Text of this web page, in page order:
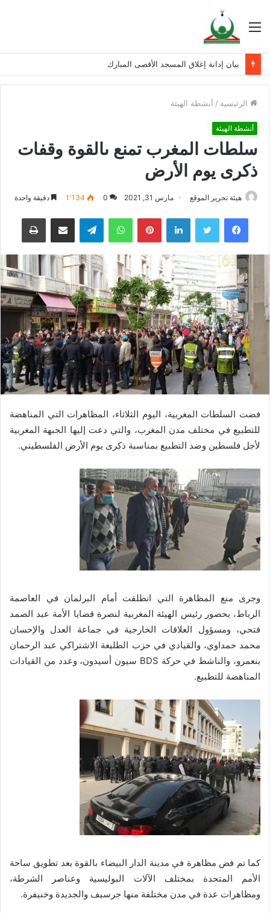
القائمة
بيان إدانة إغلاق المسجد الأقصى المبارك
الرئيسية / أنشطة الهيئة
أنشطة الهيئة
سلطات المغرب تمنع ىالقوة وقفات
ذكرى يوم الأرض
هيئة تحرير الموقع مارس 31, 2021 0 1٬134 دقيقة واحدة
فيسبوك تويتر لينكدإن بينتيريستواتساب تيلقرام مشاركة عبر البريد طباعة
فضت السلطات المغربية، اليوم الثلاثاء، المظاهرات التي المناهضة
للتطبيع في مختلف مدن المغرب، والتي دعت إليها الجبهة المغربية
لأجل فلسطين وضد التطبيع بمناسبة ذكرى يوم الأرض الفلسطيني.
وجرى منع المظاهرة التي انطلقت أمام البرلمان في العاصمة
الرباط، بحضور رئيس الهيئة المغربية لنصرة قضايا الأمة عبد الصمد
فتحي، ومسؤول العلاقات الخارجية في جماعة العدل والإحسان
محمد حمداوي، والقيادي في حزب الطليعة الاشتراكي عبد الرحمان
بنعمرو، والناشط في حركة BDS سيون أسيدون، وعدد من القيادات
المناهضة للتطبيع.
كما تم فض مظاهرة في مدينة الدار البيضاء بالقوة بعد تطويق ساحة
الأمم المتحدة بمختلف الآلات البوليسية وعناصر الشرطة،
ومظاهرات عدة في مدن مختلفة منها جرسيف والجديدة وخنيفرة.